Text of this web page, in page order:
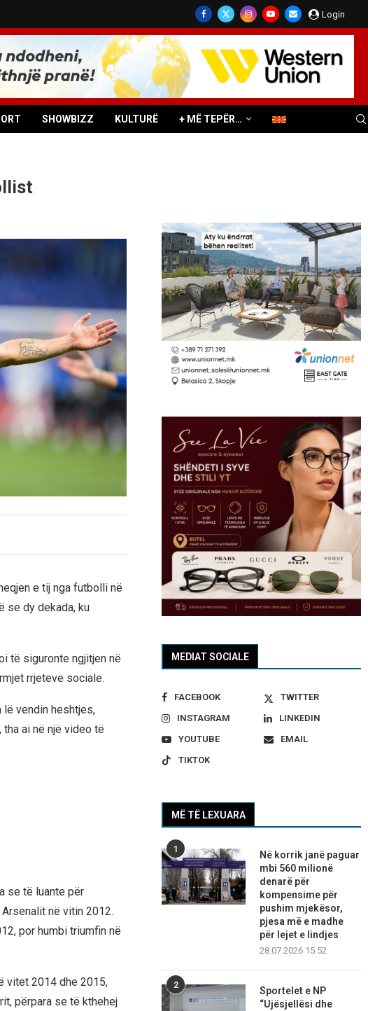
Login
SHOWBIZZ KULTURË + MË TEPËR…
e tij nga futbolli në
se dy dekada, ku
të siguronte ngjitjen në
rrjeteve sociale.
lë vendin heshtjes,
ai në një video të
se të luante për
në vitin 2012.
por humbi triumfin në
vitet 2014 dhe 2015,
përpara se të kthehej
MEDIAT SOCIALE
FACEBOOK
TWITTER
INSTAGRAM
LINKEDIN
YOUTUBE
EMAIL
TIKTOK
MË TË LEXUARA
1
Në korrik janë paguar
mbi 560 milionë
denarë për
kompensime për
pushim mjekësor,
pjesa më e madhe
për lejet e lindjes
28.07.2026 15:52
2
Sportelet e NP
“Ujësjellësi dhe